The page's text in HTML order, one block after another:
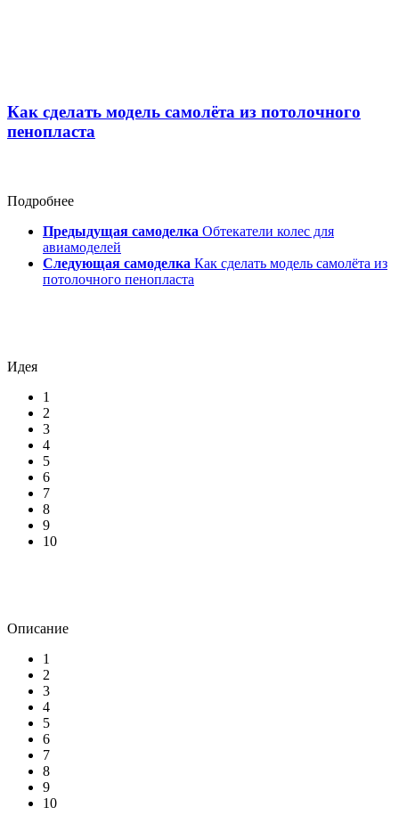
Как сделать модель самолёта из потолочного
пенопласта
Подробнее
Предыдущая самоделка Обтекатели колес для
авиамоделей
Следующая самоделка Как сделать модель самолёта из
потолочного пенопласта
Идея
1
2
3
4
5
6
7
8
9
10
Описание
1
2
3
4
5
6
7
8
9
10